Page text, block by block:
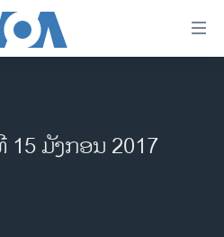
ະລັດ 2024
15 ມັງກອນ 2017